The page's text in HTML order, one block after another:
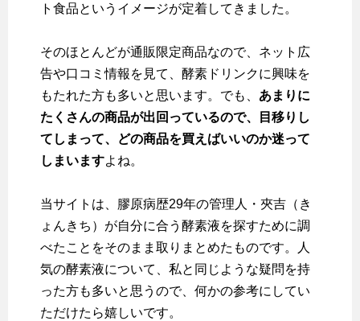
ト食品というイメージが定着してきました。
そのほとんどが通販限定商品なので、ネット広
告や口コミ情報を見て、酵素ドリンクに興味を
もたれた方も多いと思います。でも、 あまりに
たくさんの商品が出回っているので、目移りし
てしまって、どの商品を買えばいいのか迷って
しまいますよね。
当サイトは、膠原病歴29年の管理人・夾吉（き
ょんきち）が自分に合う酵素液を探すために調
べたことをそのまま取りまとめたものです。人
気の酵素液について、私と同じような疑問を持
った方も多いと思うので、何かの参考にしてい
ただけたら嬉しいです。